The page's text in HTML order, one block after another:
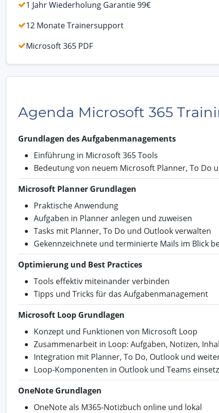
1 Jahr Wiederholung Garantie 99€
12 Monate Trainersupport
Microsoft 365 PDF
Agenda Microsoft 365
Grundlagen des Aufgabenmanagements
Einführung in Microsoft 365 Tools
Bedeutung von neuem Microsoft Planner, To Do
Microsoft Planner Grundlagen
Praktische Anwendung
Aufgaben in Planner anlegen und zuweisen
Tasks mit Planner, To Do und Outlook verwalten
Gekennzeichnete und terminierte Mails im Blick
Optimierung und Best Practices
Tools effektiv miteinander verbinden
Tipps und Tricks für das Aufgabenmanagement
Microsoft Loop Grundlagen
Konzept und Funktionen von Microsoft Loop
Zusammenarbeit in Loop: Aufgaben, Notizen,
Integration mit Planner, To Do, Outlook und
Loop-Komponenten in Outlook und Teams
OneNote Grundlagen
OneNote als M365-Notizbuch online und lokal